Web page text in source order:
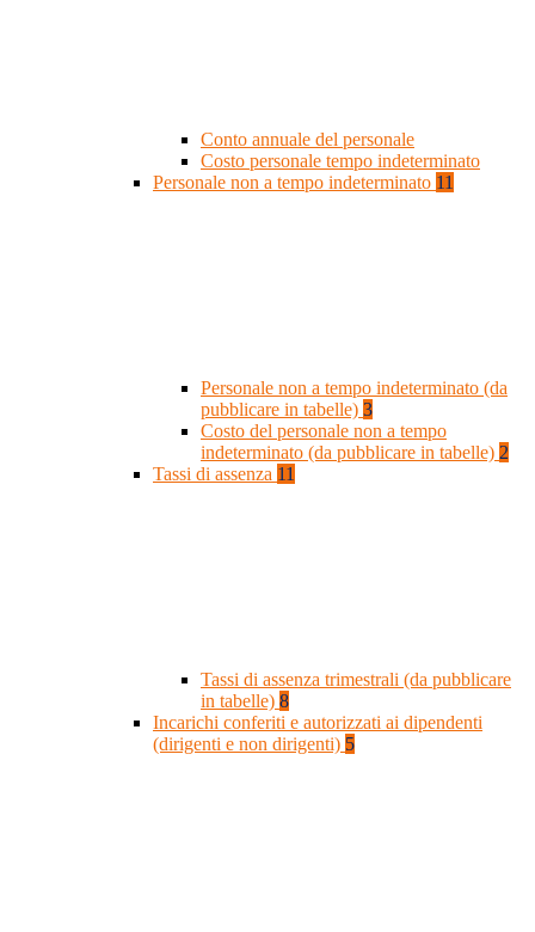
Conto annuale del personale
Costo personale tempo indeterminato
Personale non a tempo indeterminato 11
Personale non a tempo indeterminato (da
pubblicare in tabelle) 3
Costo del personale non a tempo
indeterminato (da pubblicare in tabelle) 2
Tassi di assenza 11
Tassi di assenza trimestrali (da pubblicare
in tabelle) 8
Incarichi conferiti e autorizzati ai dipendenti
(dirigenti e non dirigenti) 5